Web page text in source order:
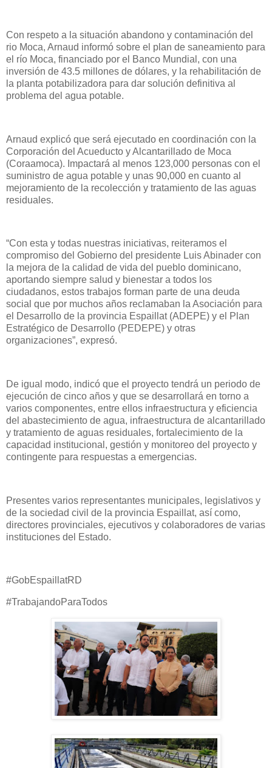
Con respeto a la situación abandono y contaminación del
rio Moca, Arnaud informó sobre el plan de saneamiento para
el río Moca, financiado por el Banco Mundial, con una
inversión de 43.5 millones de dólares, y la rehabilitación de
la planta potabilizadora para dar solución definitiva al
problema del agua potable.
Arnaud explicó que será ejecutado en coordinación con la
Corporación del Acueducto y Alcantarillado de Moca
(Coraamoca). Impactará al menos 123,000 personas con el
suministro de agua potable y unas 90,000 en cuanto al
mejoramiento de la recolección y tratamiento de las aguas
residuales.
“Con esta y todas nuestras iniciativas, reiteramos el
compromiso del Gobierno del presidente Luis Abinader con
la mejora de la calidad de vida del pueblo dominicano,
aportando siempre salud y bienestar a todos los
ciudadanos, estos trabajos forman parte de una deuda
social que por muchos años reclamaban la Asociación para
el Desarrollo de la provincia Espaillat (ADEPE) y el Plan
Estratégico de Desarrollo (PEDEPE) y otras
organizaciones”, expresó.
De igual modo, indicó que el proyecto tendrá un periodo de
ejecución de cinco años y que se desarrollará en torno a
varios componentes, entre ellos infraestructura y eficiencia
del abastecimiento de agua, infraestructura de alcantarillado
y tratamiento de aguas residuales, fortalecimiento de la
capacidad institucional, gestión y monitoreo del proyecto y
contingente para respuestas a emergencias.
Presentes varios representantes municipales, legislativos y
de la sociedad civil de la provincia Espaillat, así como,
directores provinciales, ejecutivos y colaboradores de varias
instituciones del Estado.
#GobEspaillatRD
#TrabajandoParaTodos